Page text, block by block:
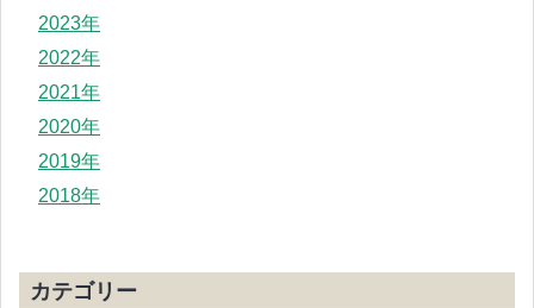
2023年
2022年
2021年
2020年
2019年
2018年
カテゴリー